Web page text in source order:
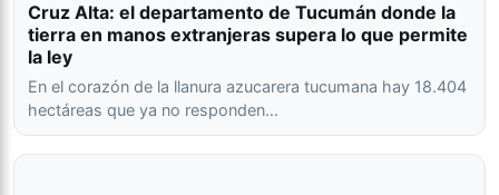
Cruz Alta: el departamento de Tucumán donde la
tierra en manos extranjeras supera lo que permite
la ley
En el corazón de la llanura azucarera tucumana hay 18.404
hectáreas que ya no responden…